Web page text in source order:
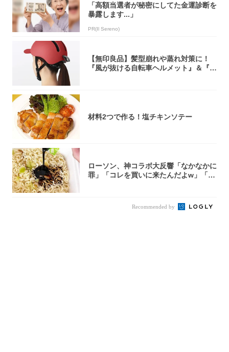
「高額当選者が秘密にしてた金運診断を
暴露します...」
PR(Il Sereno)
【無印良品】髪型崩れや蒸れ対策に！
『風が抜ける自転車ヘルメット』＆『2
材料2つで作る！塩チキンソテー
ローソン、神コラボ大反響「なかなかに
罪」「コレを買いに来たんだよw」「３
Recommended by